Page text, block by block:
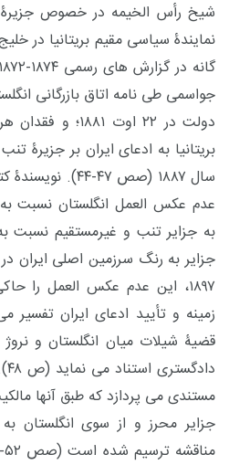
نمایندۀ سیاسی مقیم بریتانیا در
جواسمی طی نامه اتاق بازرگانی
دولت در ۲۲ اوت
بریتانیا به ادعای ایران بر جزیرۀ
سال ۱۸۸۷ (صص
عدم عکس العمل انگلستان نسبت
به جزایر تنب و غیرمستقیم نسبت
۱۸۹۷، این عدم عکس العمل را
زمینه و تأیید ادعای ایران
قضیۀ شیلات میان انگلستان و نروژ
مستندی می پردازد که طبق آنها
جزایر محرز و از سوی انگلستان